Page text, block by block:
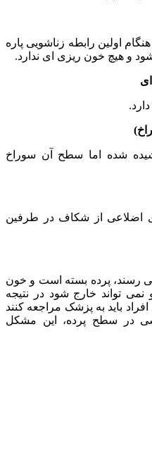
اولین رابطه زناشویی پاره
و هیچ خون ریزی ای ندارد.
شده اما سطح آن سوراخ
اضلاعی از شکاف در طرفین
رسند، پرده بسته است و خون
تواند خارج شود در نتیجه
باید به پزشک مراجعه کنند
در سطح پرده، این مشکل